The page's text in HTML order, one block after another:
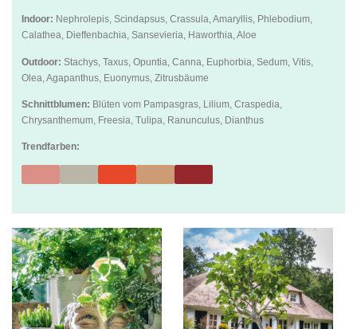
Indoor: Nephrolepis, Scindapsus, Crassula, Amaryllis, Phlebodium,
Calathea, Dieffenbachia, Sansevieria, Haworthia, Aloe
Outdoor: Stachys, Taxus, Opuntia, Canna, Euphorbia, Sedum, Vitis,
Olea, Agapanthus, Euonymus, Zitrusbäume
Schnittblumen: Blüten vom Pampasgras, Lilium, Craspedia,
Chrysanthemum, Freesia, Tulipa, Ranunculus, Dianthus
Trendfarben: